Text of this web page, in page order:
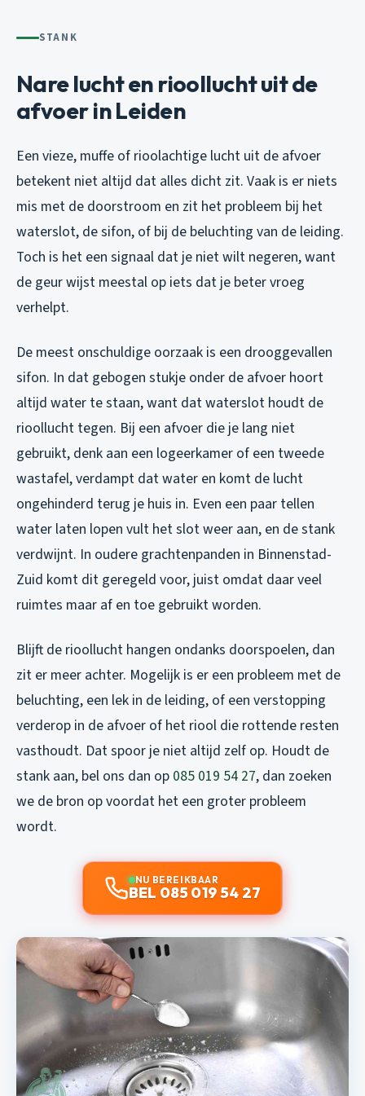
STANK
Nare lucht en rioollucht uit de
afvoer in Leiden
Een vieze, muffe of rioolachtige lucht uit de afvoer
betekent niet altijd dat alles dicht zit. Vaak is er niets
mis met de doorstroom en zit het probleem bij het
waterslot, de sifon, of bij de beluchting van de leiding.
Toch is het een signaal dat je niet wilt negeren, want
de geur wijst meestal op iets dat je beter vroeg
verhelpt.
De meest onschuldige oorzaak is een drooggevallen
sifon. In dat gebogen stukje onder de afvoer hoort
altijd water te staan, want dat waterslot houdt de
rioollucht tegen. Bij een afvoer die je lang niet
gebruikt, denk aan een logeerkamer of een tweede
wastafel, verdampt dat water en komt de lucht
ongehinderd terug je huis in. Even een paar tellen
water laten lopen vult het slot weer aan, en de stank
verdwijnt. In oudere grachtenpanden in Binnenstad-
Zuid komt dit geregeld voor, juist omdat daar veel
ruimtes maar af en toe gebruikt worden.
Blijft de rioollucht hangen ondanks doorspoelen, dan
zit er meer achter. Mogelijk is er een probleem met de
beluchting, een lek in de leiding, of een verstopping
verderop in de afvoer of het riool die rottende resten
vasthoudt. Dat spoor je niet altijd zelf op. Houdt de
stank aan, bel ons dan op 085 019 54 27, dan zoeken
we de bron op voordat het een groter probleem
wordt.
NU BEREIKBAAR
BEL 085 019 54 27